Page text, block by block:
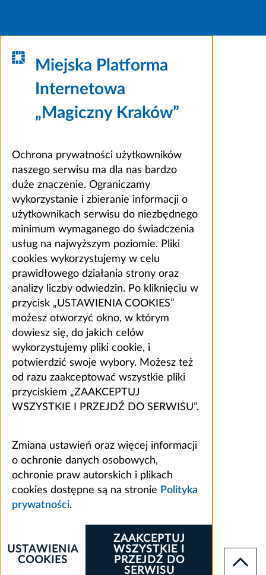
Miejska Platforma
Internetowa
„Magiczny Kraków”
Ochrona prywatności użytkowników
naszego serwisu ma dla nas bardzo
duże znaczenie. Ograniczamy
wykorzystanie i zbieranie informacji o
użytkownikach serwisu do niezbędnego
minimum wymaganego do świadczenia
usług na najwyższym poziomie. Pliki
cookies wykorzystujemy w celu
prawidłowego działania strony oraz
analizy liczby odwiedzin. Po kliknięciu w
przycisk „USTAWIENIA COOKIES”
możesz otworzyć okno, w którym
dowiesz się, do jakich celów
wykorzystujemy pliki cookie, i
potwierdzić swoje wybory. Możesz też
od razu zaakceptować wszystkie pliki
przyciskiem „ZAAKCEPTUJ
WSZYSTKIE I PRZEJDŹ DO SERWISU”.
Zmiana ustawień oraz więcej informacji
o ochronie danych osobowych,
ochronie praw autorskich i plikach
cookies dostępne są na stronie Polityka
prywatności.
ZAAKCEPTUJ
WSZYSTKIE I
PRZEJDŹ DO
SERWISU
USTAWIENIA
COOKIES